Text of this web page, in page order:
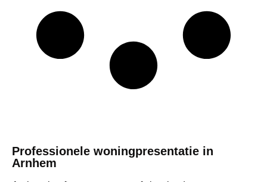
Professionele woningpresentatie in
Arnhem